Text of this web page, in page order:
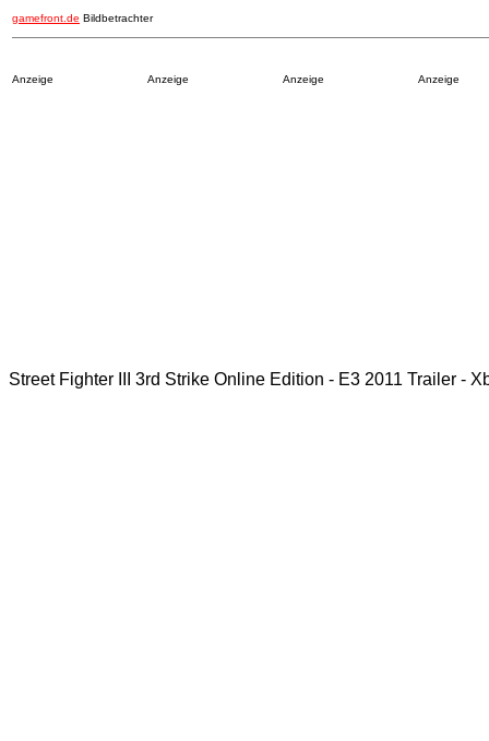
gamefront.de Bildbetrachter
Anzeige Anzeige Anzeige Anzeige
Street Fighter III 3rd Strike Online Edition - E3 2011 Trailer -